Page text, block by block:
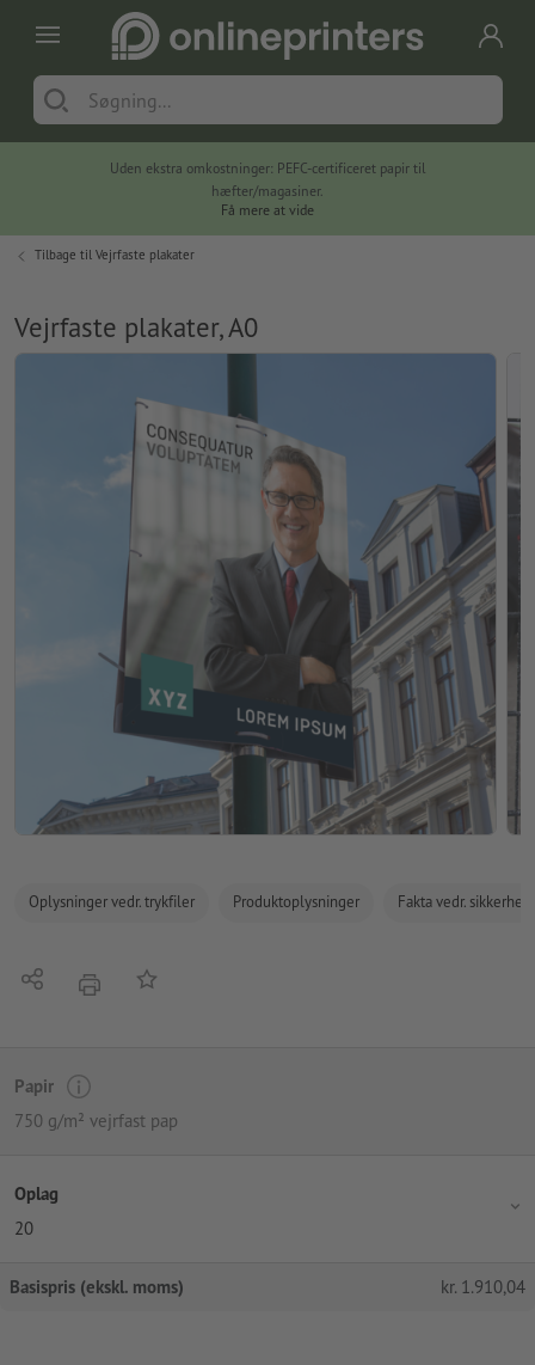
Uden ekstra omkostninger: PEFC-certificeret papir til
hæfter/magasiner.
Få mere at vide
Tilbage til Vejrfaste plakater
Vejrfaste plakater, A0
Oplysninger vedr. trykfiler Produktoplysninger Fakta vedr.
Del tryk Tilføj til huskelisten
Papir
750 g/m² vejrfast pap
Oplag
20
Basispris (ekskl. moms) kr. 1.910,04